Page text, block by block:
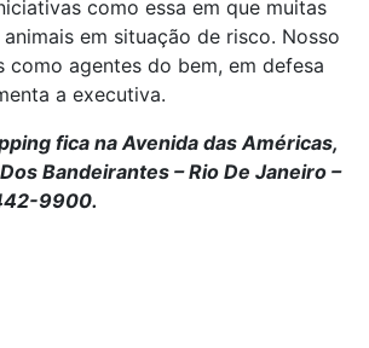
como essa em que muitas
em situação de risco. Nosso
como agentes do bem, em defesa
a executiva.
fica na Avenida das Américas,
Bandeirantes – Rio De Janeiro –
9900.